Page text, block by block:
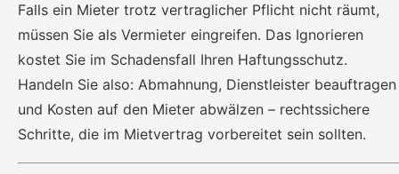
Falls ein Mieter trotz vertraglicher Pflicht nicht räumt,
müssen Sie als Vermieter eingreifen. Das Ignorieren
kostet Sie im Schadensfall Ihren Haftungsschutz.
Handeln Sie also: Abmahnung, Dienstleister beauftragen
und Kosten auf den Mieter abwälzen – rechtssichere
Schritte, die im Mietvertrag vorbereitet sein sollten.